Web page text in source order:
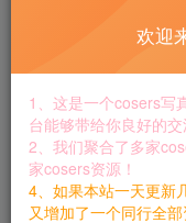
星澜是澜澜
字没人能记
法。
合
欢迎
1、这是一个cosers写
台能够带给你良好的交
2、我们聚合了多家
家cosers资源！
4、如果本站一天更新
又增加了一个同行全